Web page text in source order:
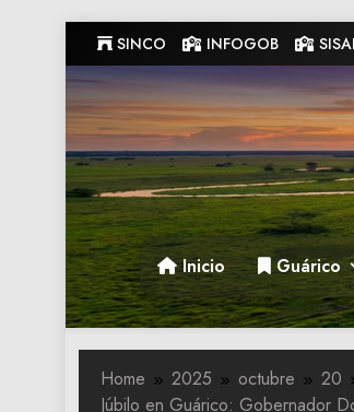
to
content
SINCO INFOGOB
Gobernacion de
Gobernacion de Guarico
Inicio Guárico
Home 2025 octubre
20
Júbilo en Guárico: Gobernador